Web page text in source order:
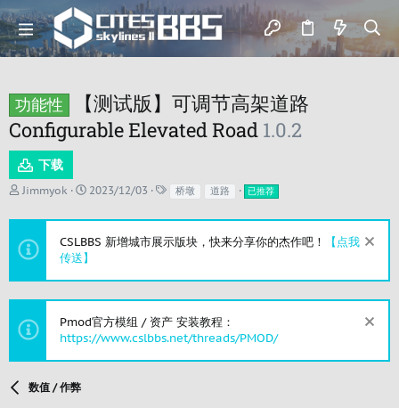
功能性
【测试版】可调节高架道路
Configurable Elevated Road 1.0.2
下载
作
Jimmyok
创
日
2023/12/03
标桥墩 道路 已推荐
CSLBBS 新增城市展示版块，快来分享你的杰作吧！
【点我
传送】
Pmod官方模组 / 资产 安装教程：
https://www.cslbbs.net/threads/PMOD/
数值 / 作弊